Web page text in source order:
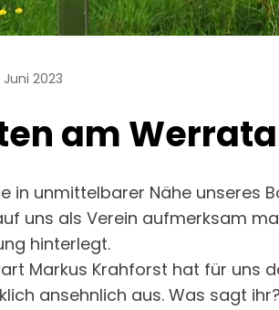
Juni 2023
am
in unmittelbarer Nähe unseres
uns als Verein aufmerksam
hinterlegt.
Markus Krahforst hat für uns
ansehnlich aus. Was sagt